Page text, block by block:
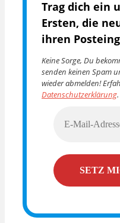
Trag dich ein
Ersten, die
ihren
Keine Sorge, Du
senden keinen Spam
wieder abmelden!
Datenschutzerklärung.